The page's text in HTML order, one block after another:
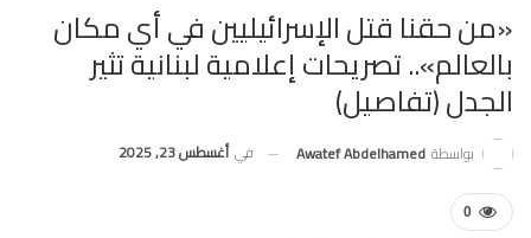
«من حقنا قتل الإسرائيليين في أي مكان
بالعالم».. تصريحات إعلامية لبنانية تثير
الجدل (تفاصيل)
بواسطة Awatef Abdelhamed في أغسطس 23, 2025
0